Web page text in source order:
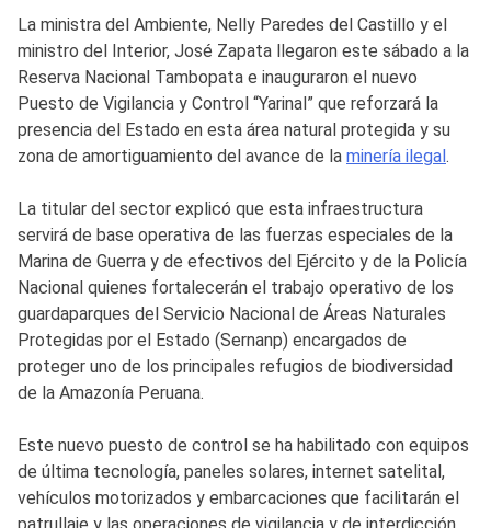
La ministra del Ambiente, Nelly Paredes del Castillo y el
ministro del Interior, José Zapata llegaron este sábado a la
Reserva Nacional Tambopata e inauguraron el nuevo
Puesto de Vigilancia y Control “Yarinal” que reforzará la
presencia del Estado en esta área natural protegida y su
zona de amortiguamiento del avance de la minería ilegal.
La titular del sector explicó que esta infraestructura
servirá de base operativa de las fuerzas especiales de la
Marina de Guerra y de efectivos del Ejército y de la Policía
Nacional quienes fortalecerán el trabajo operativo de los
guardaparques del Servicio Nacional de Áreas Naturales
Protegidas por el Estado (Sernanp) encargados de
proteger uno de los principales refugios de biodiversidad
de la Amazonía Peruana.
Este nuevo puesto de control se ha habilitado con equipos
de última tecnología, paneles solares, internet satelital,
vehículos motorizados y embarcaciones que facilitarán el
patrullaje y las operaciones de vigilancia y de interdicción